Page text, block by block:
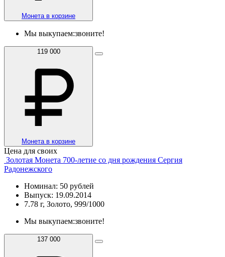
Монета в корзине
Мы выкупаем:звоните!
119 000
Монета в корзине
Цена для своих
Золотая Монета 700-летие со дня рождения Сергия
Радонежского
Номинал: 50 рублей
Выпуск: 19.09.2014
7.78 г, Золото, 999/1000
Мы выкупаем:звоните!
137 000